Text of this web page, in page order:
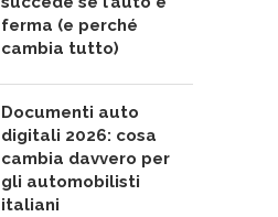
ferma (e perché
cambia tutto)
Documenti auto
digitali 2026: cosa
cambia davvero per
gli automobilisti
italiani